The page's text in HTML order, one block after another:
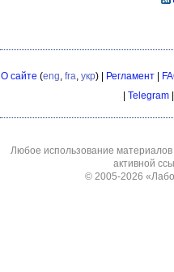
О сайте (eng, fra, укр) | Регламент|
Telegram
Любое использование материалов
активной
© 2005-2026